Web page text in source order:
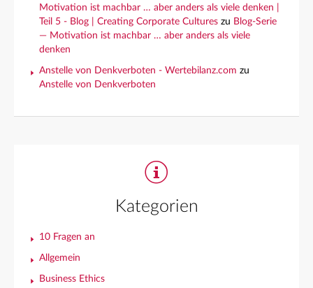
Motivation ist machbar … aber anders als viele denken |
Teil 5 - Blog | Creating Corporate Cultures zu Blog-Serie
— Motivation ist machbar … aber anders als viele
denken
Anstelle von Denkverboten - Wertebilanz.com zu
Anstelle von Denkverboten
Kategorien
10 Fragen an
Allgemein
Business Ethics